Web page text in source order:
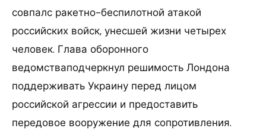
совпалс ракетно-беспилотной атакой
российских войск, унесшей жизни четырех
человек. Глава оборонного
ведомстваподчеркнул решимость Лондона
поддерживать Украину перед лицом
российской агрессии и предоставить
передовое вооружение для сопротивления.